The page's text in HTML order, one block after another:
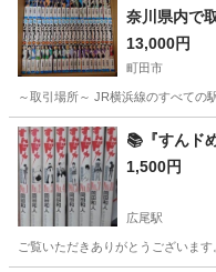
奈川県内で
け買いたい
取引現場で
ハイキュー
あります。
13,000円
町田市
～取引場所～ JR横浜線のすべ
東京 町田市 マンガ、コ
📚『すんド
1,500円
広尾駅
ご覧いただきありがとうございま